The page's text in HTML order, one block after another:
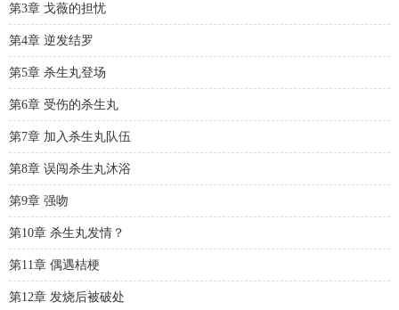
第3章 戈薇的担忧
第4章 逆发结罗
第5章 杀生丸登场
第6章 受伤的杀生丸
第7章 加入杀生丸队伍
第8章 误闯杀生丸沐浴
第9章 强吻
第10章 杀生丸发情？
第11章 偶遇桔梗
第12章 发烧后被破处